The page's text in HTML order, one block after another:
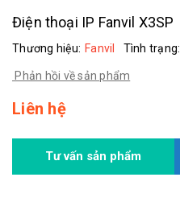
Điện thoại IP Fanvil X3SP
Thương hiệu: Fanvil Tình trạng:
Phản hồi về sản phẩm
Liên hệ
Tư vấn sản phẩm